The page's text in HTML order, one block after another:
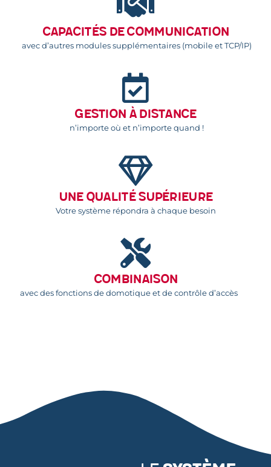
Capacités de communication
avec d’autres modules supplémentaires (mobile et TCP/IP)
Gestion à distance
n’importe où et n’importe quand !
Une qualité supérieure
Votre système répondra à chaque besoin
Combinaison
avec des fonctions de domotique et de contrôle d’accès